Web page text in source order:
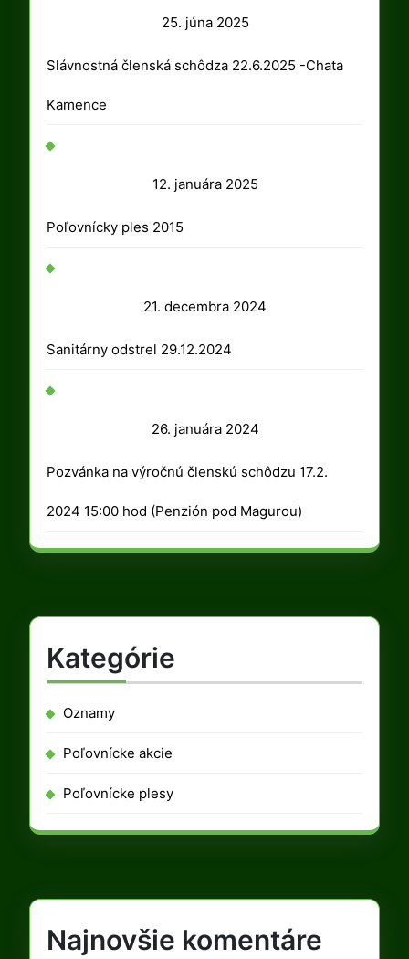
25. júna 202525.
júna
Slávnostná členská schôdza 22.6.2025 -Chata
Kamence
12. januára 202512.
Poľovnícky ples 2015
21. decembra 2024
Sanitárny odstrel 29.12.2024
26. januára 202426.
januára
2024
Pozvánka na výročnú členskú schôdzu 17.2.
2024 15:00 hod (Penzión pod Magurou)
Kategórie
Oznamy
Poľovnícke akcie
Poľovnícke plesy
Najnovšie komentáre